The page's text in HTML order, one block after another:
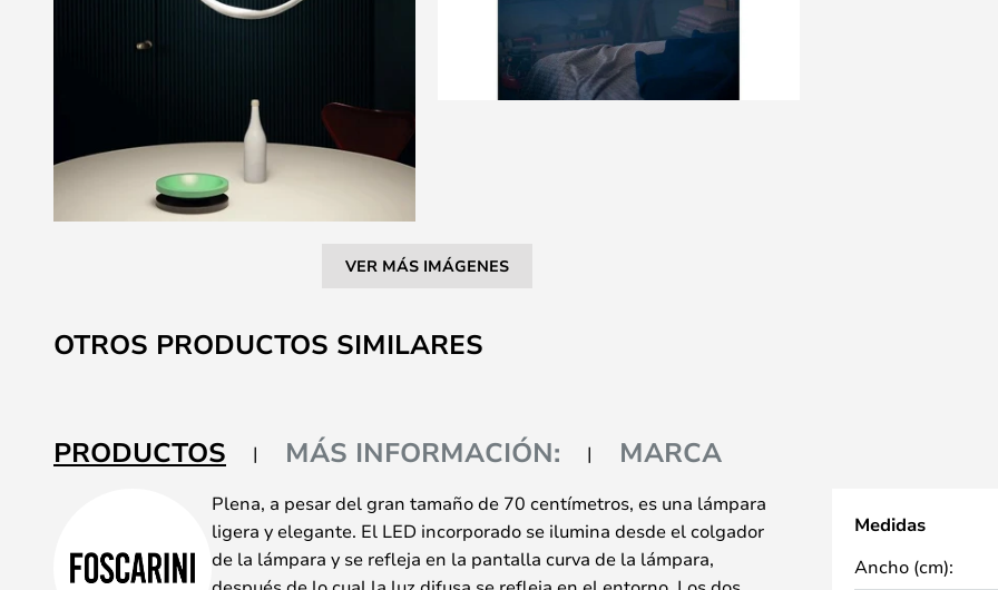
VER MÁS IMÁGENES
al
comienzo
galería
de
OTROS PRODUCTOS SIMILARES
PRODUCTOS MÁS INFORMACIÓN: MARCA
Plena, a pesar del gran tamaño de 70 centímetros, es una lámpara
ligera y elegante. El LED incorporado se ilumina desde el colgador
de la lámpara y se refleja en la pantalla curva de la lámpara,
Medidas
Ancho (cm):